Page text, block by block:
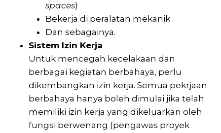
spaces)
Bekerja di peralatan mekanik
Dan sebagainya.
Sistem Izin Kerja
Untuk mencegah kecelakaan dan
berbagai kegiatan berbahaya, perlu
dikembangkan izin kerja. Semua pekrjaan
berbahaya hanya boleh dimulai jika telah
memiliki izin kerja yang dikeluarkan oleh
fungsi berwenang (pengawas proyek